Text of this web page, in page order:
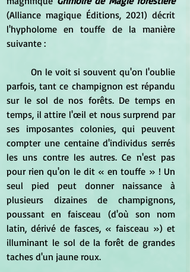
(Alliance magique Éditions, 2021) décrit
l'hypholome en touffe de la manière
suivante :
parfois, tant ce champignon est répandu
sur le sol de nos forêts. De temps en
temps, il attire l'œil et nous surprend par
ses imposantes colonies, qui peuvent
compter une centaine d'individus serrés
les uns contre les autres. Ce n'est pas
pour rien qu'on le dit « en touffe » ! Un
seul pied peut donner naissance à
plusieurs dizaines de champignons,
poussant en faisceau (d'où son nom
latin, dérivé de fasces, « faisceau ») et
illuminant le sol de la forêt de grandes
taches d'un jaune roux.